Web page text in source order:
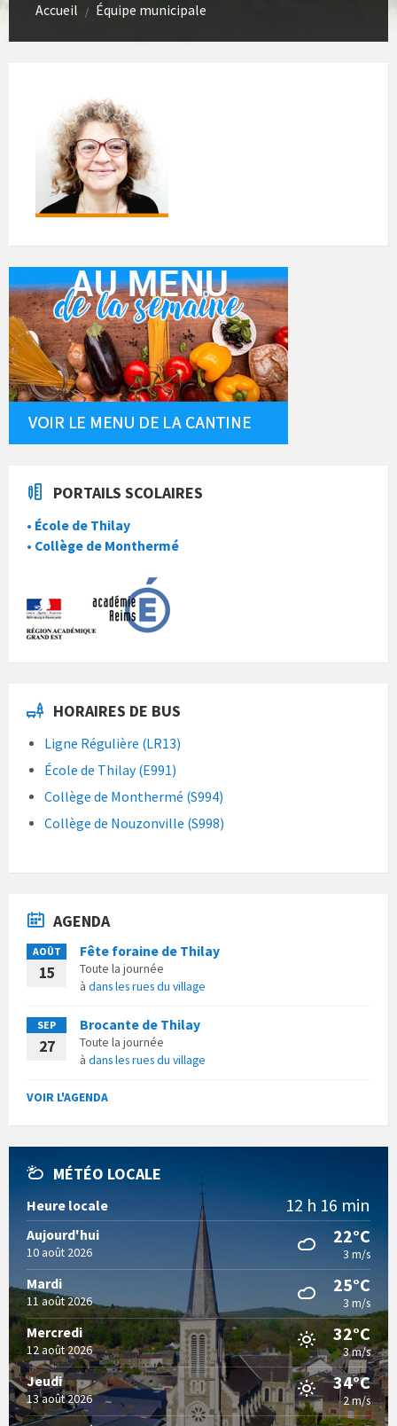
Accueil / Équipe municipale
PORTAILS SCOLAIRES
• École de Thilay
• Collège de Monthermé
HORAIRES DE BUS
Ligne Régulière (LR13)
École de Thilay (E991)
Collège de Monthermé (S994)
Collège de Nouzonville (S998)
AGENDA
AOÛT
15
Fête foraine de Thilay
Toute la journée
à dans les rues du village
SEP
27
Brocante de Thilay
Toute la journée
à dans les rues du village
VOIR L'AGENDA
MÉTÉO LOCALE
Heure locale 12 h 16 min
Aujourd'hui
10 août 2026
22°C
3 m/s
Mardi
11 août 2026
25°C
3 m/s
Mercredi
12 août 2026
32°C
3 m/s
Jeudi
13 août 2026
34°C
2 m/s